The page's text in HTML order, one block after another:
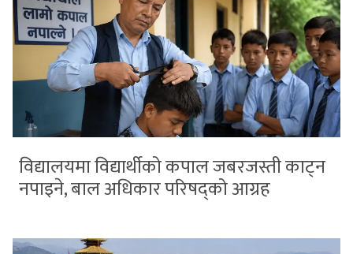
विद्यालयमा विद्यार्थीको कपाल जबरजस्ती काट्न
नपाइने, बाल अधिकार परिषद्को आग्रह